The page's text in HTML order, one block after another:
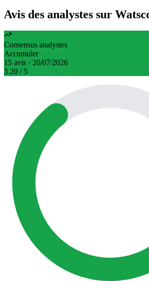
Avis des analystes sur
Consensus analystes
Accumuler
15 avis · 20/07/2026
3.20 / 5